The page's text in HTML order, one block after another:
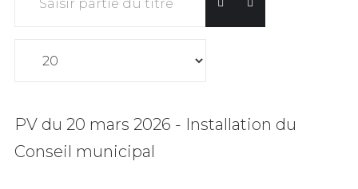
PV du 20 mars 2026 - Installation du
Conseil municipal